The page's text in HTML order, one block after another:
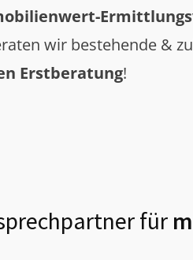
wir bestehende &
Erstberatung!
für